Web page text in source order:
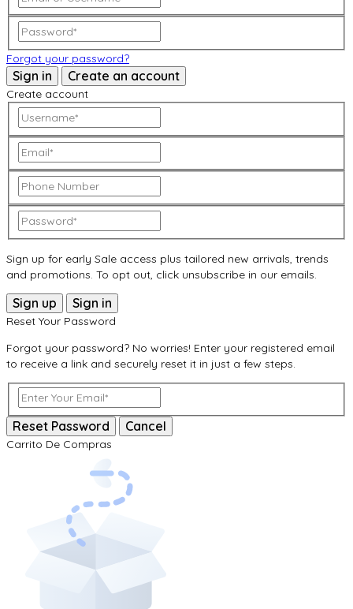
Forgot your password?
Sign in Create an account
Create account
Sign up for early Sale access plus tailored new arrivals, trends
and promotions. To opt out, click unsubscribe in our emails.
Sign up Sign in
Reset Your Password
Forgot your password? No worries! Enter your registered email
to receive a link and securely reset it in just a few steps.
Reset Password Cancel
Carrito De Compras